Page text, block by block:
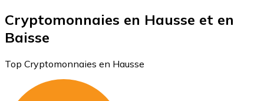
Cryptomonnaies en Hausse et en
Baisse
Top Cryptomonnaies en Hausse